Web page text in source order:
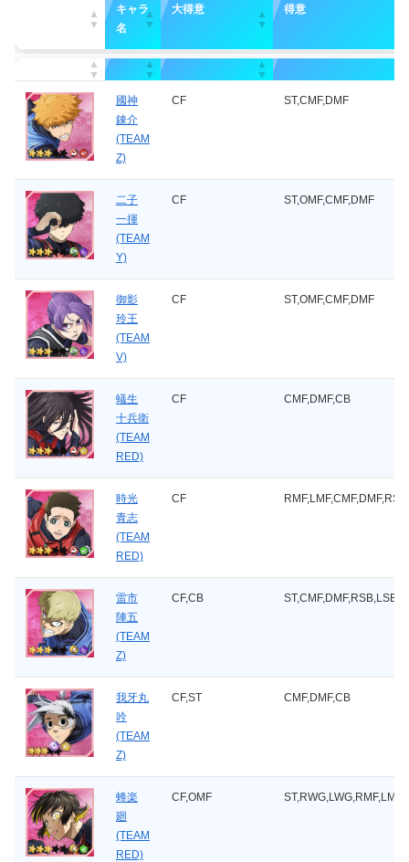
キャラ
名
大得意 得意
キャラ
名
大得意
得意
國神
錬介
(TEAM
Z)
CF ST,CMF,DMF
二子
一揮
(TEAM
Y)
CF ST,OMF,CMF,DMF
御影
玲王
(TEAM
V)
CF ST,OMF,CMF,DMF
蟻生
十兵衛
(TEAM
RED)
CF CMF,DMF,CB
時光
青志
(TEAM
RED)
CF
雷市
陣五
(TEAM
Z)
CF,CB ST,CMF,DMF,RSB,LSB
我牙丸
吟
(TEAM
Z)
CF,ST CMF,DMF,CB
蜂楽
廻
(TEAM
RED)
CF,OMF